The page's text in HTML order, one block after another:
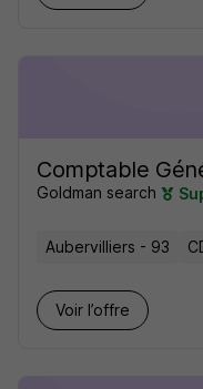
Comptable
Goldman search
Aubervilliers - 93
Voir l’offre